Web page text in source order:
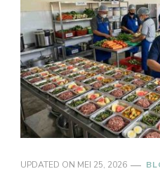
UPDATED ON MEI 25, 2026